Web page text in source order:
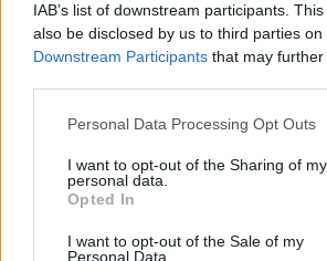
IAB’s list of downstream participants.
also be disclosed by us to third parties on
Downstream Participants that may
Please note that this website/app uses
not limited to your visit or usage
grant or deny consent to Google and its
use your data for below specified
consent section.
Personal Data Processing Opt Outs
I want to opt-out of the Sharing of my
personal data.
Opted In
I want to opt-out of the Sale of my
Personal Data.
attraverso la moda! E tu, come
per affrontare le sfide della vita? ✨
Staff